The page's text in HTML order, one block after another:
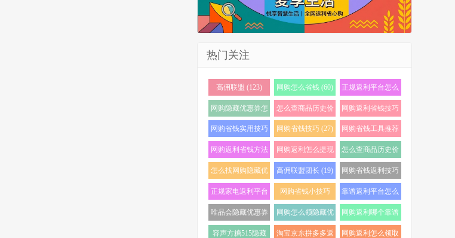
热门关注
高佣联盟 (123) 网购怎么省钱 (60)
正规返利平台怎么
选 (56)
网购隐藏优惠券怎
么找 (38)
怎么查商品历史价
格 (35)
网购返利省钱技巧
(34)
网购省钱实用技巧
(33)
网购省钱技巧 (27)
网购省钱工具推荐
(23)
网购返利省钱方法
(22)
网购返利怎么提现
(21)
怎么查商品历史价
格走势 (20)
怎么找网购隐藏优
惠券 (20)
高佣联盟团长 (19)
网购省钱返利技巧
(19)
正规家电返利平台
怎么选 (18)
网购省钱小技巧
(18)
靠谱返利平台怎么
选 (17)
唯品会隐藏优惠券
怎么找 (17)
网购怎么领隐藏优
惠券 (17)
网购返利哪个靠谱
(16)
容声方糖515隐藏
淘宝京东拼多多返
网购返利怎么领取